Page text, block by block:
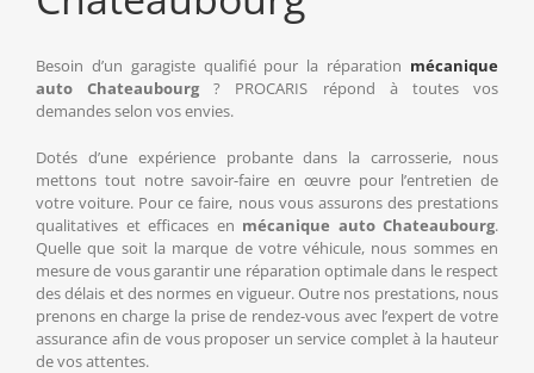
Besoin d’un garagiste qualifié pour la réparation mécanique
auto Chateaubourg ? PROCARIS répond à toutes vos
demandes selon vos envies.
Dotés d’une expérience probante dans la carrosserie, nous
mettons tout notre savoir-faire en œuvre pour l’entretien de
votre voiture. Pour ce faire, nous vous assurons des prestations
qualitatives et efficaces en mécanique auto Chateaubourg.
Quelle que soit la marque de votre véhicule, nous sommes en
mesure de vous garantir une réparation optimale dans le respect
des délais et des normes en vigueur. Outre nos prestations, nous
prenons en charge la prise de rendez-vous avec l’expert de votre
assurance afin de vous proposer un service complet à la hauteur
de vos attentes.